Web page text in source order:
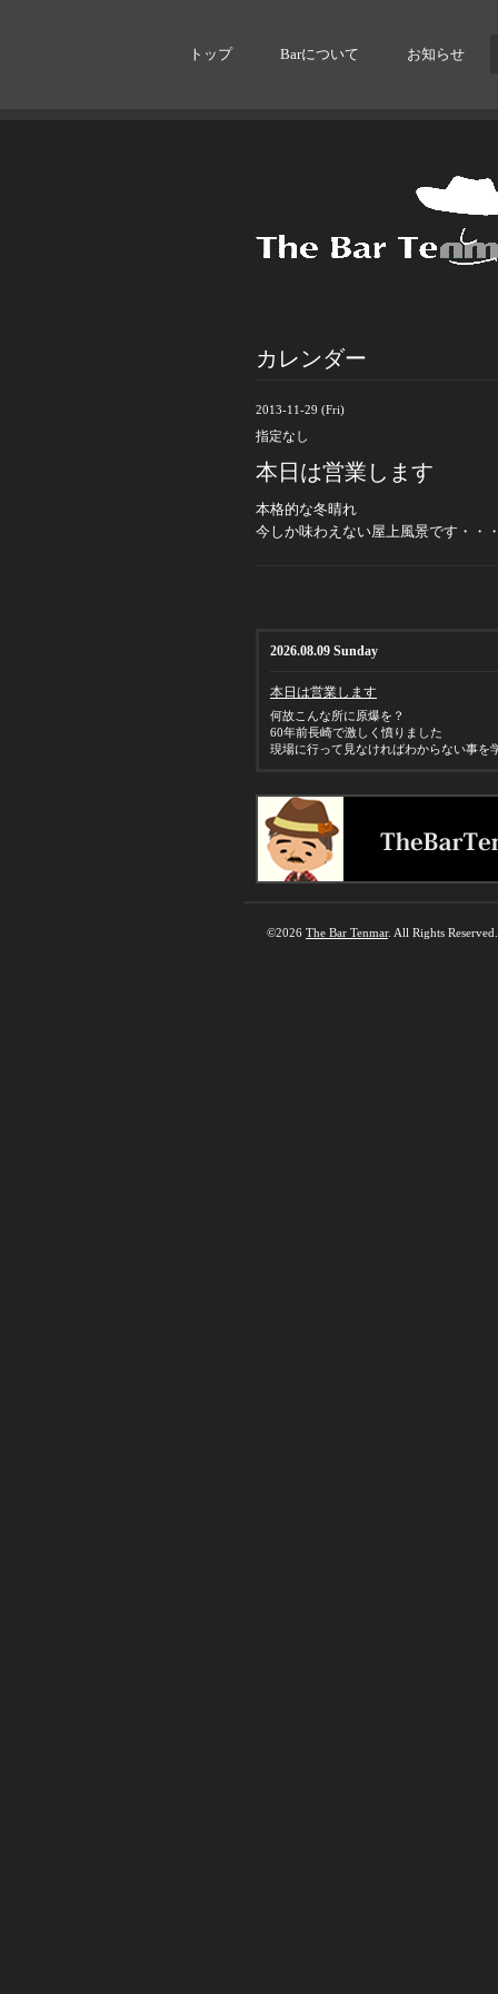
トップ Barについて お知らせ
カレンダー
2013-11-29 (Fri)
指定なし
本日は営業します
本格的な冬晴れ
今しか味わえない屋上風景です・・
2026.08.09 Sunday
本日は営業します
何故こんな所に原爆を？
60年前長崎で激しく憤りました
現場に行って見なければわからない事を
©2026 The Bar Tenmar. All Rights Reserved.